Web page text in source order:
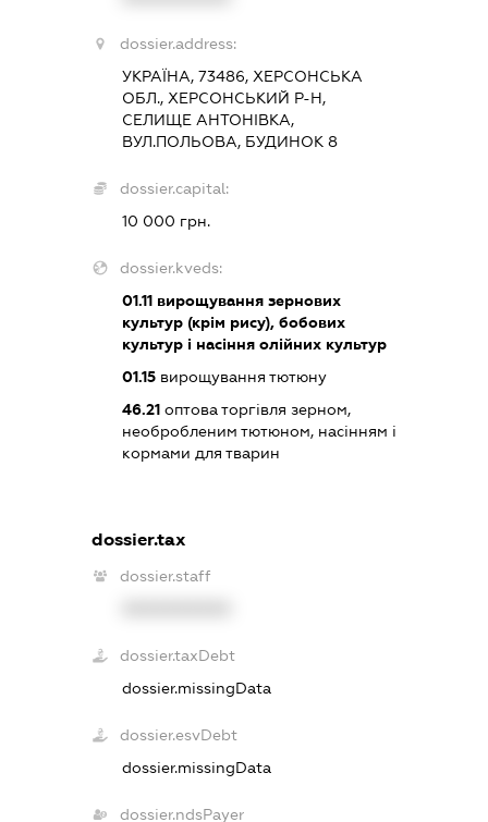
dossier.address:
УКРАЇНА, 73486, ХЕРСОНСЬКА
ОБЛ., ХЕРСОНСЬКИЙ Р-Н,
СЕЛИЩЕ АНТОНІВКА,
ВУЛ.ПОЛЬОВА, БУДИНОК 8
dossier.capital:
10 000 грн.
dossier.kveds:
01.11вирощування зернових
культур (крім рису), бобових
культур і насіння олійних культур
01.15вирощування тютюну
46.21оптова торгівля зерном,
необробленим тютюном, насінням і
кормами для тварин
dossier.tax
dossier.staff
dossier.taxDebt
dossier.missingData
dossier.esvDebt
dossier.missingData
dossier.ndsPayer